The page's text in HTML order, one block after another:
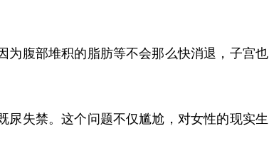
腹部堆积的脂肪等不会那么快消退，子宫也
失禁。这个问题不仅尴尬，对女性的现实生